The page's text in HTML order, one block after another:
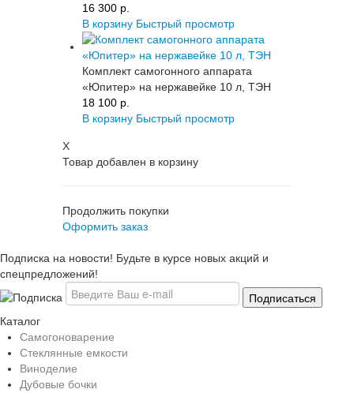
16 300 p.
В корзину Быстрый просмотр
Комплект самогонного аппарата
«Юпитер» на нержавейке 10 л, ТЭН
18 100 p.
В корзину Быстрый просмотр
X
Товар добавлен в корзину
Продолжить покупки
Оформить заказ
Подписка на новости! Будьте в курсе новых акций и
спецпредложений!
Каталог
Самогоноварение
Стеклянные емкости
Виноделие
Дубовые бочки